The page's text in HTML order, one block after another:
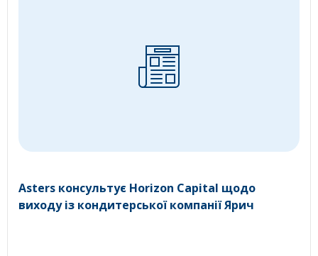
Asters консультує Horizon Capital щодо
виходу із кондитерської компанії Ярич